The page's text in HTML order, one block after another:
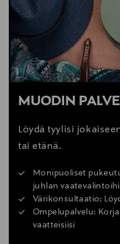
MUODIN
Löydä tyylisi
tai etänä.
Monipuoliset
juhlan
Värikonsultaatio:
Ompelupalvelu:
vaatteisiisi